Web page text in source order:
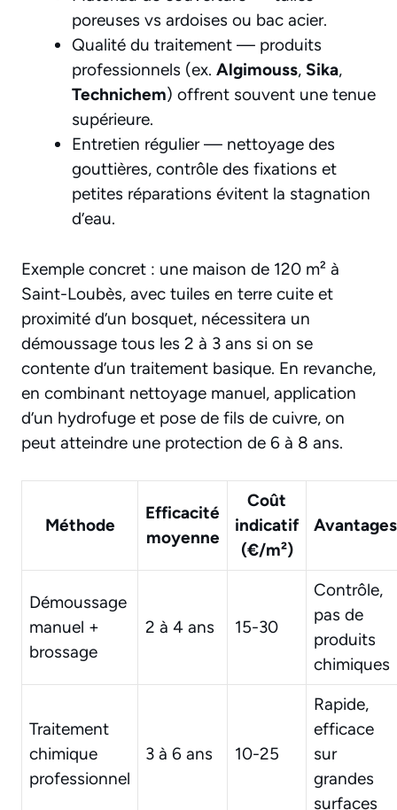
poreuses vs ardoises ou bac acier.
Qualité du traitement — produits
professionnels (ex. Algimouss, Sika,
Technichem) offrent souvent une tenue
supérieure.
Entretien régulier — nettoyage des
gouttières, contrôle des fixations et
petites réparations évitent la stagnation
d’eau.
Exemple concret : une maison de 120 m² à
Saint-Loubès, avec tuiles en terre cuite et
proximité d’un bosquet, nécessitera un
démoussage tous les 2 à 3 ans si on se
contente d’un traitement basique. En revanche,
en combinant nettoyage manuel, application
d’un hydrofuge et pose de fils de cuivre, on
peut atteindre une protection de 6 à 8 ans.
Méthode
Efficacité
moyenne
Coût
indicatif
(€/m²)
Avantages
Démoussage
manuel +
brossage
2 à 4 ans 15-30
Contrôle,
pas de
produits
chimiques
Traitement
chimique
professionnel
3 à 6 ans 10-25
Rapide,
efficace
sur
grandes
surfaces